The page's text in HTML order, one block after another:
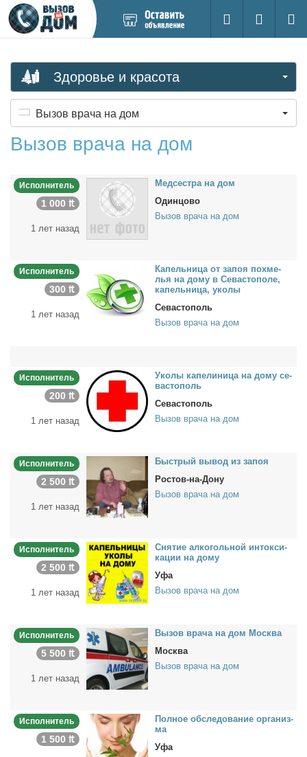
новое
Поиск
Вход на
Здоровье и красота
Вызов врача на дом
Вызов врача на дом
Исполнитель
1 000 ₶
1 лет назад
Мед­сест­ра на дом
Одинцово
Вызов врача на дом
Исполнитель
300 ₶
1 лет назад
Ка­пель­ни­ца от за­поя по­хме­
лья на до­му в Се­ва­сто­по­ле,
ка­пель­ни­ца, уко­лы
Севастополь
Вызов врача на дом
Исполнитель
200 ₶
1 лет назад
Уко­лы ка­пе­ли­ни­ца на до­му се­
ва­сто­поль
Севастополь
Вызов врача на дом
Исполнитель
2 500 ₶
1 лет назад
Быст­рый вы­вод из за­поя
Ростов-на-Дону
Вызов врача на дом
Исполнитель
2 500 ₶
1 лет назад
Сня­тие ал­ко­голь­ной ин­ток­си­
ка­ции на до­му
Уфа
Вызов врача на дом
Исполнитель
5 500 ₶
1 лет назад
Вы­зов вра­ча на дом Москва
Москва
Вызов врача на дом
Исполнитель
1 500 ₶
Пол­ное об­сле­до­ва­ние ор­га­низ­
ма
Уфа